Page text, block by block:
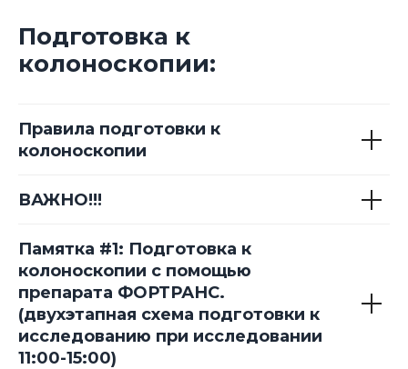
Подготовка к
колоноскопии:
Правила подготовки к
колоноскопии
ВАЖНО!!!
Памятка #1: Подготовка к
колоноскопии с помощью
препарата ФОРТРАНС.
(двухэтапная схема подготовки к
исследованию при исследовании
11:00-15:00)